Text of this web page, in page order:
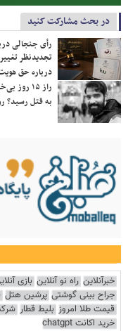
در بحث مشارکت کنید
رأی جنجالی
تجدیدنظر
درباره حق
راز ۱۵
به قتل رسید؟
خبرآنلاین راه نو آنلاین بازی
جراح بینی گوشتی پرشین هتل
قیمت طلا امروز بلیط قطار
خرید اکانت chatgpt